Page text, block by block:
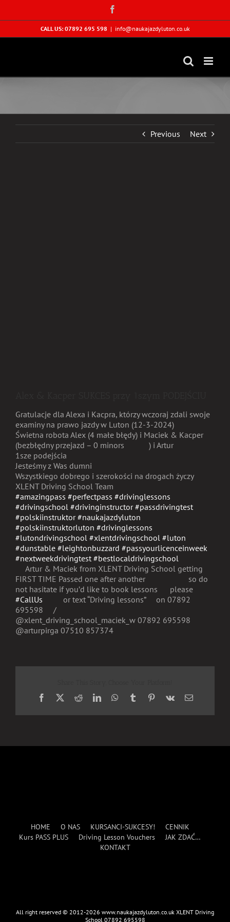
CALL US: 07892 695 598 | info@naukajazdyluton.co.uk
Previous Next
Gratulacje dla Alexa i Kacpra, którzy wczoraj zdali swoje
examiny na prawo jazdy w Luton (12-3-2024)
Świetna robota Alex (4 małe błędy) i Maciek & Kacper
(bezbłędny przejazd – 0 minors
) i Artur
1sze podejścia
Jesteśmy z Was dumni
Wszystkiego dobrego i szerokości na drogach życzy
XLENT Driving School Team
#amazingpass #perfectpass #drivinglessons
#drivingschool #drivinginstructor #passdrivingtest
#polskiinstruktor #naukajazdyluton
#polskiinstruktorluton #drivinglessons
#lutondrivingschool #xlentdrivingschool #luton
#dunstable #leightonbuzzard #passyourlicenceinweek
#nextweekdrivingtest #bestlocaldrivingschool
Artur & Maciek from XLENT Driving School getting
FIRST TIME Passed one after another
so do
not hasitate if you’d like to book lessons
please
#CallUs
or text “Driving lessons”
on 07892
695598
/
@xlent_driving_school_maciek_w 07892 695598
@arturpirga 07510 857374
Facebook
X RedditLinkedInWhatsApp
TumblrPinterest
Vk Email
HOME O NAS KURSANCI-SUKCESY!
CENNIK
Kurs PASS PLUS
Driving Lesson Vouchers
JAK ZDAĆ…
KONTAKT
All right reserved © 2012-2026 www.naukajazdyluton.co.uk XLENT Driving
School 07892 695598